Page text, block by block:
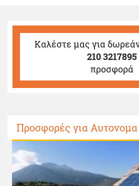
Καλέστε μας
210 3217895
για
προσφορά
Προσφορές για